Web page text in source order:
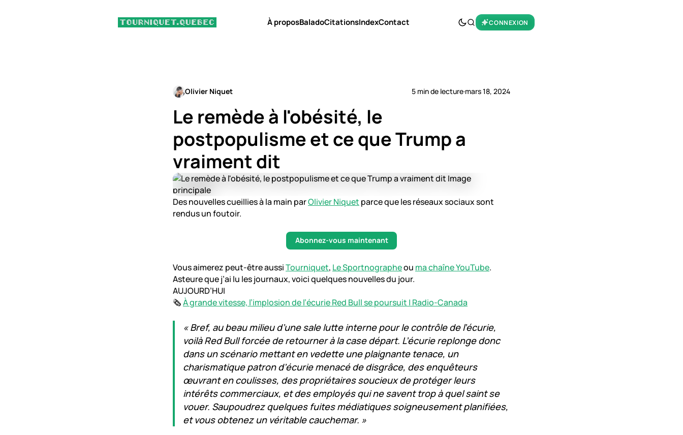
À proposBaladoCitationsIndexContact CONNEXION
Olivier Niquet 5 min de lecture·mars 18, 2024
Le remède à l'obésité, le
postpopulisme et ce que Trump a
vraiment dit
Des nouvelles cueillies à la main parOlivier Niquet parce que les réseaux sociaux sont
rendus un foutoir.
Abonnez-vous maintenant
Vous aimerez peut-être aussiTourniquet, Le Sportnographeou ma chaîne YouTube.
Asteure que j’ai lu les journaux, voici quelques nouvelles du jour.
AUJOURD’HUI
🗞️À grande vitesse, l’implosion de l’écurie Red Bull se poursuit | Radio-Canada
« Bref, au beau milieu d’une sale lutte interne pour le contrôle de l’écurie,
voilà Red Bull forcée de retourner à la case départ. L’écurie replonge donc
dans un scénario mettant en vedette une plaignante tenace, un
charismatique patron d’écurie menacé de disgrâce, des enquêteurs
œuvrant en coulisses, des propriétaires soucieux de protéger leurs
intérêts commerciaux, et des employés qui ne savent trop à quel saint se
vouer. Saupoudrez quelques fuites médiatiques soigneusement planifiées,
et vous obtenez un véritable cauchemar. »